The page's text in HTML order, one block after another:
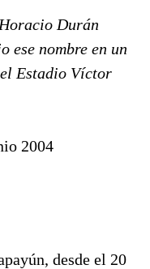
Durán
ese nombre en un
Estadio Víctor
2004
desde el 20